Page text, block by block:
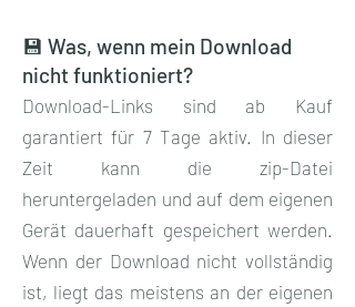
💾 Was, wenn mein Download
nicht funktioniert?
Download-Links sind ab Kauf
garantiert für 7 Tage aktiv. In dieser
Zeit kann die zip-Datei
heruntergeladen und auf dem eigenen
Gerät dauerhaft gespeichert werden.
Wenn der Download nicht vollständig
ist, liegt das meistens an der eigenen